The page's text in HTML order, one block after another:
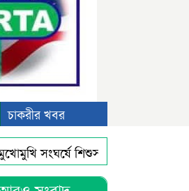
চাকরীর খবর
সংঘর্ষে শিশুসহ ৯ জন নিহত
অনুষ্ঠিত প্রধানমন্ত্রী তারেক